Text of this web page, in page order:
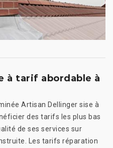
à tarif abordable à
Artisan Dellinger sise à
des tarifs les plus bas
de ses services sur
Les tarifs réparation